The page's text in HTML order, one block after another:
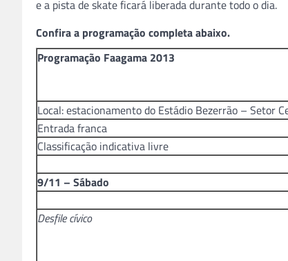
e a pista de skate ficará liberada durante todo o dia.
Confira a programação completa abaixo.
Programação Faagama 2013
Local: estacionamento do Estádio Bezerrão – Setor
Entrada franca
Classificação indicativa livre
9/11 – Sábado
Desfile cívico